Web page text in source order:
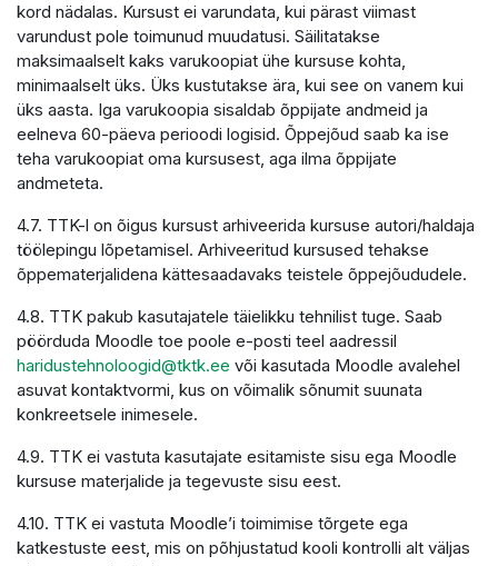
kord nädalas. Kursust ei varundata, kui pärast viimast
varundust pole toimunud muudatusi. Säilitatakse
maksimaalselt kaks varukoopiat ühe kursuse kohta,
minimaalselt üks. Üks kustutakse ära, kui see on vanem kui
üks aasta. Iga varukoopia sisaldab õppijate andmeid ja
eelneva 60-päeva perioodi logisid. Õppejõud saab ka ise
teha varukoopiat oma kursusest, aga ilma õppijate
andmeteta.
4.7. TTK-l on õigus kursust arhiveerida kursuse autori/haldaja
töölepingu lõpetamisel. Arhiveeritud kursused tehakse
õppematerjalidena kättesaadavaks teistele õppejõududele.
4.8. TTK pakub kasutajatele täielikku tehnilist tuge. Saab
pöörduda Moodle toe poole e-posti teel aadressil
haridustehnoloogid@tktk.ee või kasutada Moodle avalehel
asuvat kontaktvormi, kus on võimalik sõnumit suunata
konkreetsele inimesele.
4.9. TTK ei vastuta kasutajate esitamiste sisu ega Moodle
kursuse materjalide ja tegevuste sisu eest.
4.10. TTK ei vastuta Moodle’i toimimise tõrgete ega
katkestuste eest, mis on põhjustatud kooli kontrolli alt väljas